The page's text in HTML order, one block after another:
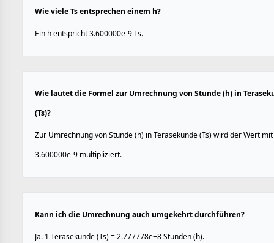
Wie viele Ts entsprechen einem h?
Ein h entspricht 3.600000e-9 Ts.
Wie lautet die Formel zur Umrechnung von Stunde (h) in
(Ts)?
Zur Umrechnung von Stunde (h) in Terasekunde (Ts) wird der Wert mit
3.600000e-9 multipliziert.
Kann ich die Umrechnung auch umgekehrt durchführen?
Ja. 1 Terasekunde (Ts) = 2.777778e+8 Stunden (h).